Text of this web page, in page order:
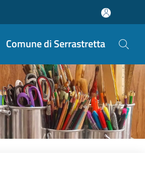
Comune di Serrastretta